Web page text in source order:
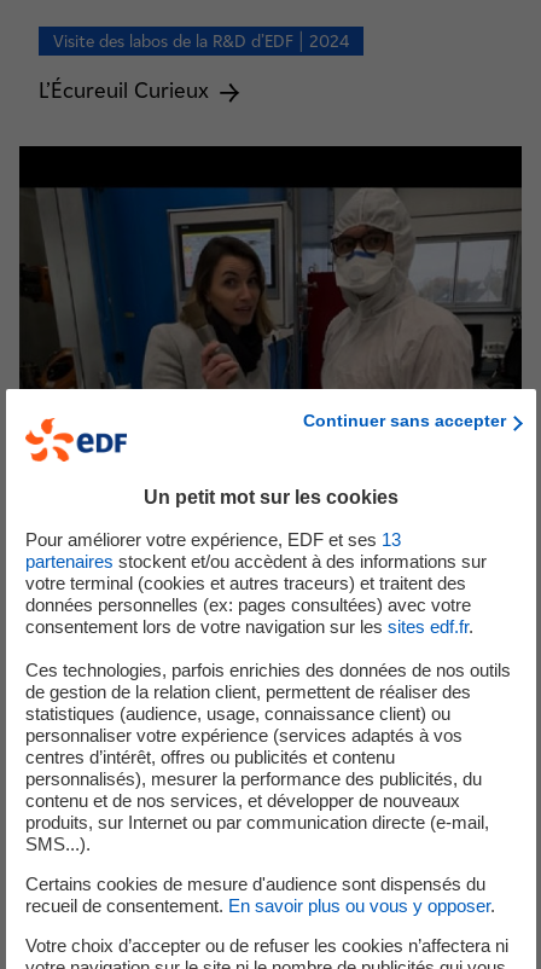
Visite des labos de la R&D d’EDF | 2024
L’Écureuil Curieux
Agrivoltaïsme | 2023
Florian Pollet, du podcast Échanges Climatiques
Continuer sans accepter
Un petit mot sur les cookies
Pour améliorer votre expérience, EDF et ses 13
partenaires stockent et/ou accèdent à des informations sur
votre terminal (cookies et autres traceurs) et traitent des
données personnelles (ex: pages consultées) avec votre
consentement lors de votre navigation sur les sites edf.fr.
Ces technologies, parfois enrichies des données de nos outils
de gestion de la relation client, permettent de réaliser des
statistiques (audience, usage, connaissance client) ou
personnaliser votre expérience (services adaptés à vos
centres d’intérêt, offres ou publicités et contenu
personnalisés), mesurer la performance des publicités, du
contenu et de nos services, et développer de nouveaux
produits, sur Internet ou par communication directe (e-mail,
SMS...).
Certains cookies de mesure d'audience sont dispensés du
recueil de consentement. En savoir plus ou vous y opposer.
Votre choix d’accepter ou de refuser les cookies n’affectera ni